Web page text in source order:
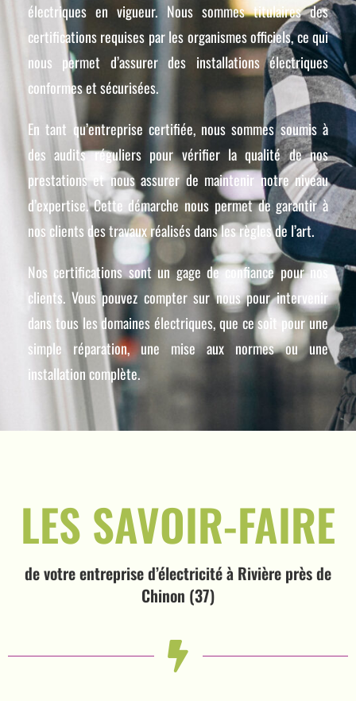
électriques en vigueur. Nous sommes titulaires des
certifications requises par les organismes officiels, ce qui
nous permet d’assurer des installations électriques
conformes et sécurisées.
En tant qu’entreprise certifiée, nous sommes soumis à
des audits réguliers pour vérifier la qualité de nos
prestations et nous assurer de maintenir notre niveau
d’expertise. Cette démarche nous permet de garantir à
nos clients des travaux réalisés dans les règles de l’art.
Nos certifications sont un gage de confiance pour nos
clients. Vous pouvez compter sur nous pour intervenir
dans tous les domaines électriques, que ce soit pour une
simple réparation, une mise aux normes ou une
installation complète.
LES SAVOIR-FAIRE
de votre entreprise d’électricité à Rivière près de
Chinon (37)